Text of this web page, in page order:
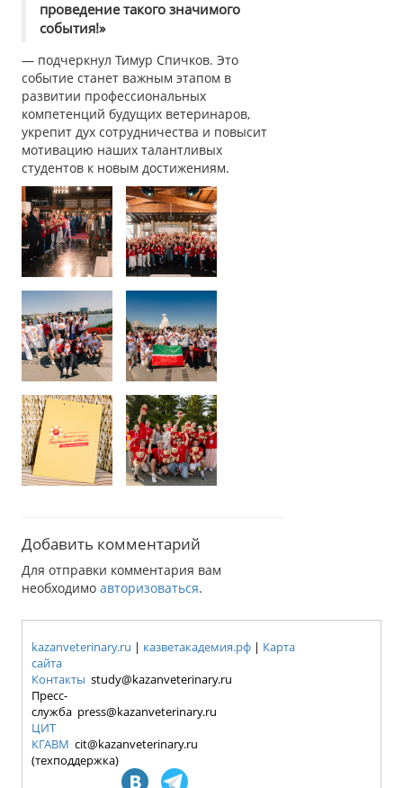
проведение такого значимого
события!»
— подчеркнул Тимур Спичков. Это
событие станет важным этапом в
развитии профессиональных
компетенций будущих ветеринаров,
укрепит дух сотрудничества и повысит
мотивацию наших талантливых
студентов к новым достижениям.
Добавить комментарий
Для отправки комментария вам
необходимо авторизоваться.
kazanveterinary.ru | казветакадемия.рф | Карта
сайта
Контакты study@kazanveterinary.ru
Пресс-
служба press@kazanveterinary.ru
ЦИТ
КГАВМ cit@kazanveterinary.ru
(техподдержка)